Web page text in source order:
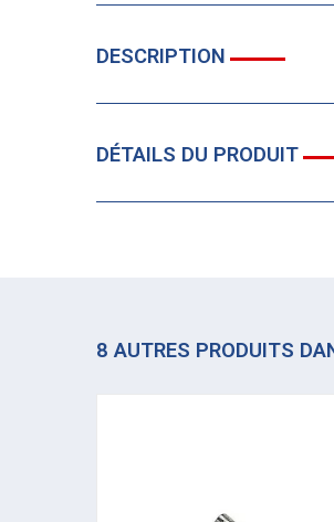
DESCRIPTION
DÉTAILS DU PRODUIT
8 AUTRES PRODUITS